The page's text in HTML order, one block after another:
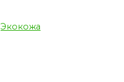
Экокожа